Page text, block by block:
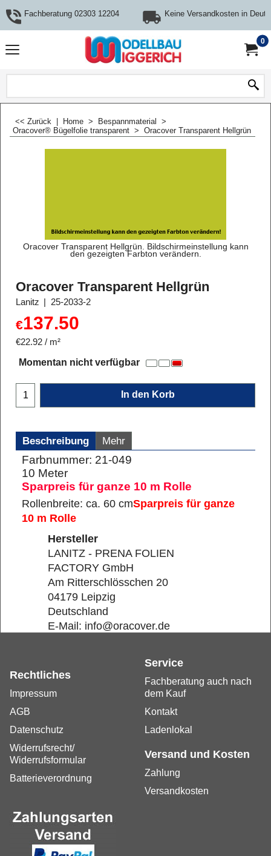
Fachberatung 02303 12204 Keine Versandkosten in
0
<< Zurück Home > Bespannmaterial
>
Oracover® Bügelfolie transparent > Oracover Transparent Hellgrün
Oracover Transparent Hellgrün. Bildschirmeinstellung kann
den gezeigten Farbton verändern.
Oracover Transparent Hellgrün
Lanitz 25-2033-2
€137.50
€22.92 / m²
Momentan nicht verfügbar
In den Korb
Beschreibung Mehr
Farbnummer: 21-049
10 Meter
Sparpreis für ganze 10 m Rolle
Rollenbreite: ca. 60 cmSparpreis für ganze
10 m Rolle
Hersteller
LANITZ - PRENA FOLIEN
FACTORY GmbH
Am Ritterschlösschen 20
04179 Leipzig
Deutschland
E-Mail: info@oracover.de
Service
Fachberatung auch nach
dem Kauf
Kontakt
Ladenlokal
Rechtliches
Impressum
AGB
Datenschutz
Widerrufsrecht/
Widerrufsformular
Batterieverordnung
Versand und Kosten
Zahlung
Versandkosten